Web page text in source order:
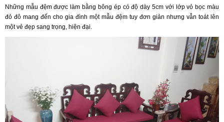
Những mẫu đệmđược làm bằng bông ép có độ dày 5cm với lớp vỏ bọc màu
đỏ đô mang đến cho gia đình một mẫu đệm tuy đơn giản nhưng vẫn toát lên
một vẻ đẹp sang trọng, hiện đại.